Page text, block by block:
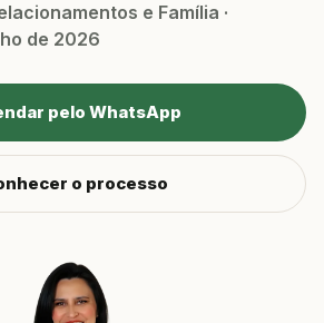
e Família ·
de 2026
pelo WhatsApp
o processo